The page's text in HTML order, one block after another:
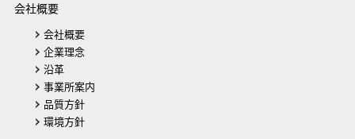
会社概要
会社概要
企業理念
沿革
事業所案内
品質方針
環境方針